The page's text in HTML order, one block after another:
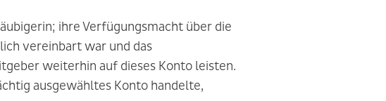
ihre Verfügungsmacht über die
vereinbart war und das
weiterhin auf dieses Konto leisten.
ausgewähltes Konto handelte,